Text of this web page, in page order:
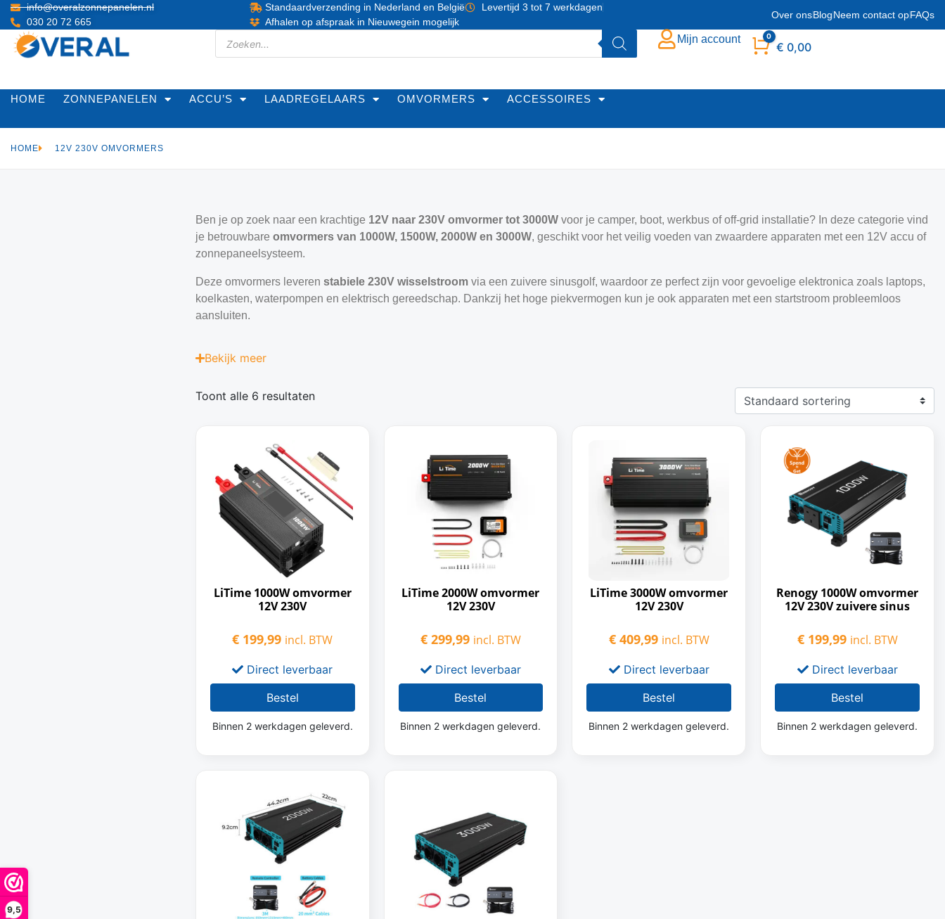
9,5
info@overalzonnepanelen.nl
030 20 72 665
Standaardverzending in Nederland en België
Levertijd 3 tot 7 werkdagen
Afhalen op afspraak in Nieuwegein mogelijk
Over onsBlogNeem contact opFAQs
Mijn account Winkelwagen
0
€ 0,00
HOME ZONNEPANELEN ACCU’S LAADREGELAARS OMVORMERS ACCESSOIRES
HOME 12V 230V OMVORMERS
Ben je op zoek naar een krachtige 12V naar 230V omvormer tot 3000Wvoor je camper, boot, werkbus of off-grid installatie? In deze categorie vind
je betrouwbare omvormers van 1000W, 1500W, 2000W en 3000W, geschikt voor het veilig voeden van zwaardere apparaten met een 12V accu of
zonnepaneelsysteem.
Deze omvormers leveren stabiele 230V wisselstroomvia een zuivere sinusgolf, waardoor ze perfect zijn voor gevoelige elektronica zoals laptops,
koelkasten, waterpompen en elektrisch gereedschap. Dankzij het hoge piekvermogen kun je ook apparaten met een startstroom probleemloos
aansluiten.
Bekijk meer
Toont alle 6 resultaten
LiTime 1000W omvormer
12V 230V
€ 199,99 incl. BTW
Direct leverbaar
Bestel
Binnen 2 werkdagen geleverd.
LiTime 2000W omvormer
12V 230V
€299,99 incl. BTW
Direct leverbaar
Bestel
Binnen 2 werkdagen geleverd.
LiTime 3000W omvormer
12V 230V
€409,99 incl. BTW
Direct leverbaar
Bestel
Binnen 2 werkdagen geleverd.
Renogy 1000W omvormer
12V 230V zuivere sinus
€199,99 incl. BTW
Direct leverbaar
Bestel
Binnen 2 werkdagen geleverd.